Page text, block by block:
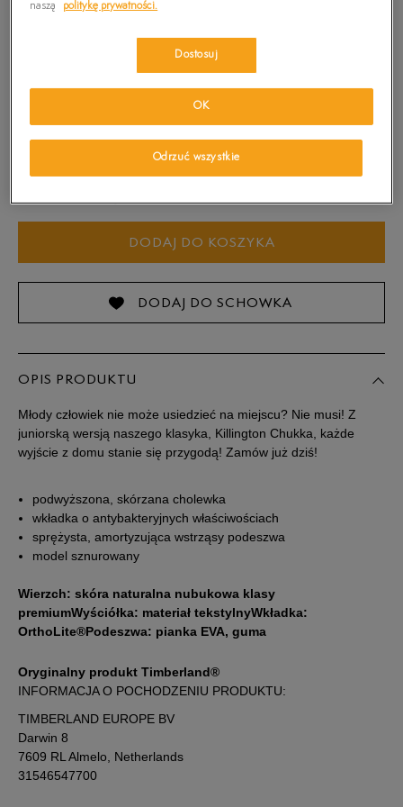
Rozmiary EU Rozmiary US
14 cm
14,5 cm
16,5 cm Powiadom o dostępności
28 17 cm
29 18 cm Powiadom o dostępności
30 18,5 cm Powiadom o dostępności
Zobacz jak zmierzyć stopę?
DODAJ DO KOSZYKA
DODAJ DO SCHOWKA
OPIS PRODUKTU
Młody człowiek nie może usiedzieć na miejscu? Nie musi! Z
juniorską wersją naszego klasyka, Killington Chukka, każde
wyjście z domu stanie się przygodą! Zamów już dziś!
podwyższona, skórzana cholewka
wkładka o antybakteryjnych właściwościach
sprężysta, amortyzująca wstrząsy podeszwa
model sznurowany
Wierzch: skóra naturalna nubukowa klasy
premiumWyściółka: materiał tekstylnyWkładka:
OrthoLite®Podeszwa: pianka EVA, guma
Oryginalny produkt Timberland®
INFORMACJA O POCHODZENIU PRODUKTU:
TIMBERLAND EUROPE BV
Darwin 8
7609 RL Almelo, Netherlands
31546547700
naszą
politykę prywatności.
Dostosuj
Odrzuć wszystkie
OK